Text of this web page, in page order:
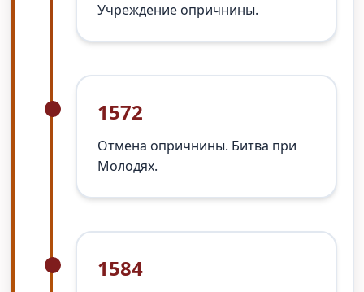
Учреждение опричнины.
1572
Отмена опричнины. Битва при
Молодях.
1584